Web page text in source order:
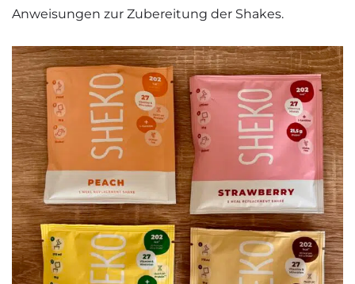
Anweisungen zur Zubereitung der Shakes.